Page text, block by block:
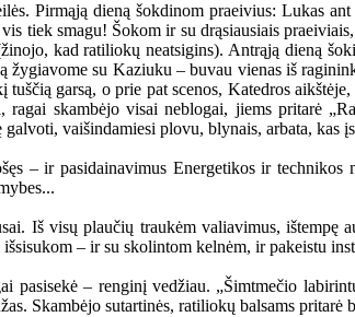
Pirmąją dieną šokdinom praeivius: Lukas
tiek smagu! Šokom ir su drąsiausiais
kad ratiliokų neatsigins). Antrąją dieną
su Kaziuku – buvau vienas iš
garsą, o prie pat scenos, Katedros
skambėjo visai neblogai, jiems pritarė
vaišindamiesi plovu, blynais, arbata, kas
– ir pasidainavimus Energetikos ir
Iš visų plaučių traukėm valiavimus,
– ir su skolintom kelnėm, ir pakeistu
– renginį vedžiau. „Šimtmečio
Skambėjo sutartinės, ratiliokų balsams